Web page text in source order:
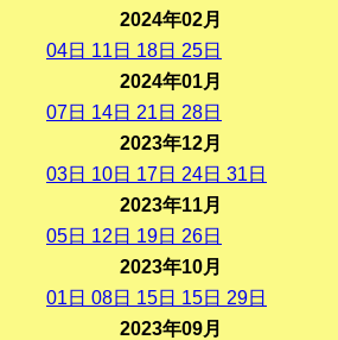
2024年02月
04日 11 日 18日 25日
2024年01月
07日 14日 21 日 28日
2023年12月
03日 10日 17日 24日 31 日
2023年11月
05日 12 日 19日 26日
2023年10月
01 日 08日 15日 15日 29日
2023年09月